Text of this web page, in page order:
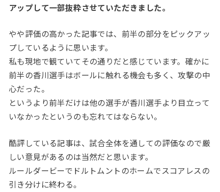
アップして一部抜粋させていただきました。
やや評価の高かった記事では、前半の部分をピックアッ
プしているように思います。
私も現地で観ていてその通りだと感じています。確かに
前半の香川選手はボールに触れる機会も多く、攻撃の中
心だった。
というより前半だけは他の選手が香川選手より目立って
いなかったというのも忘れてはならない。
酷評している記事は、試合全体を通しての評価なので厳
しい意見があるのは当然だと思います。
ルールダービーでドルトムントのホームでスコアレスの
引き分けに終わる。